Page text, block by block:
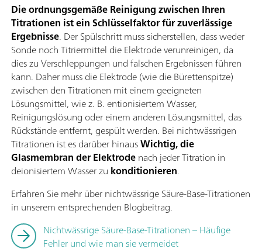
Die ordnungsgemäße Reinigung zwischen Ihren
Titrationen ist ein Schlüsselfaktor für zuverlässige
Ergebnisse. Der Spülschritt muss sicherstellen, dass weder
Sonde noch Titriermittel die Elektrode verunreinigen, da
dies zu Verschleppungen und falschen Ergebnissen führen
kann. Daher muss die Elektrode (wie die Bürettenspitze)
zwischen den Titrationen mit einem geeigneten
Lösungsmittel, wie z. B. entionisiertem Wasser,
Reinigungslösung oder einem anderen Lösungsmittel, das
Rückstände entfernt, gespült werden. Bei nichtwässrigen
Titrationen ist es darüber hinausWichtig, die
Glasmembran der Elektrodenach jeder Titration in
deionisiertem Wasser zu konditionieren.
Erfahren Sie mehr über nichtwässrige Säure-Base-Titrationen
in unserem entsprechenden Blogbeitrag.
Nichtwässrige Säure-Base-Titrationen – Häufige
Fehler und wie man sie vermeidet